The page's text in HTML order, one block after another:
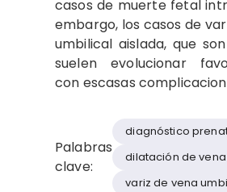
casos de muerte fetal
embargo, los casos de
umbilical aislada, que
suelen evolucionar
con escasas
Palabras
clave:
diagnóstico
dilatación de
variz de vena